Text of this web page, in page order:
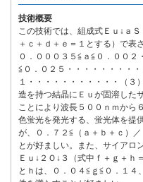
技術概要
この技術では、組成式Ｅｕ↓ａ
＋ｃ＋ｄ＋ｅ＝１とする）で表
０．０００３５≦ａ≦０．００２
≦０．０２５・・・・・・・・
１・・・・・・・・・・・（３
造を持つ結晶にＥｕが固溶した
ことにより波長５００ｎｍから
色蛍光を発光する、蛍光体を提
が、０．７２≦（ａ＋ｂ＋ｃ）
とが好ましい。また、サイアロ
Ｅｕ↓２Ｏ↓３（式中ｆ＋ｇ＋ｈ
とｈは、０．０４≦ｇ≦０．１４